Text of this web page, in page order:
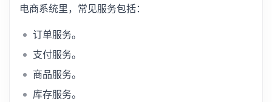
电商系统里，常见服务包括：
订单服务。
支付服务。
商品服务。
库存服务。